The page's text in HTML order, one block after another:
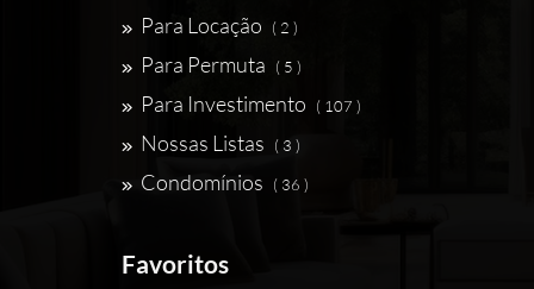
Para Locação ( 2 )
Para Permuta ( 5 )
Para Investimento ( 107 )
Nossas Listas ( 3 )
Condomínios ( 36 )
Favoritos